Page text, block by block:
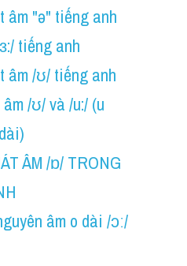
âm "ə" tiếng anh
tiếng anh
âm /ʊ/ tiếng anh
/ʊ/ và /u:/ (u
ÂM /ɒ/ TRONG
âm o dài /ɔː/